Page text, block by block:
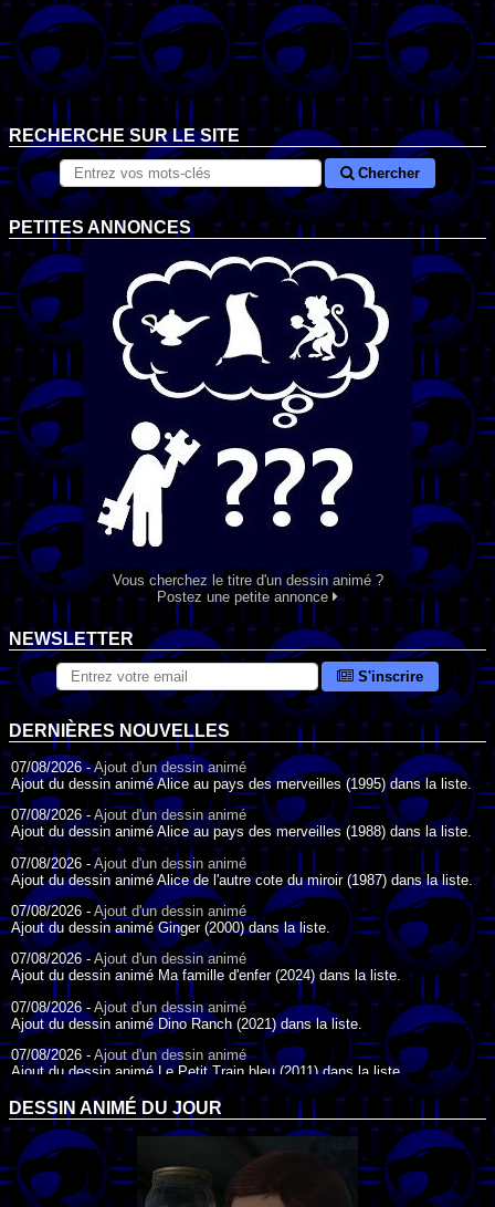
RECHERCHE SUR LE SITE
Chercher
PETITES ANNONCES
Vous cherchez le titre d'un dessin animé ?
Postez une petite annonce
NEWSLETTER
S'inscrire
DERNIÈRES NOUVELLES
07/08/2026 -Ajout d'un dessin animé
Ajout du dessin animé Alice au pays des merveilles (1995) dans la liste.
07/08/2026 -Ajout d'un dessin animé
Ajout du dessin animé Alice au pays des merveilles (1988) dans la liste.
07/08/2026 - Ajout d'un dessin animé
Ajout du dessin animé Alice de l'autre cote du miroir (1987) dans la liste.
07/08/2026 - Ajout d'un dessin animé
Ajout du dessin animé Ginger (2000) dans la liste.
07/08/2026 -Ajout d'un dessin animé
Ajout du dessin animé Ma famille d'enfer (2024) dans la liste.
07/08/2026 - Ajout d'un dessin animé
Ajout du dessin animé Dino Ranch (2021) dans la liste.
07/08/2026 - Ajout d'un dessin animé
Ajout du dessin animé Le Petit Train bleu (2011) dans la liste.
07/08/2026 -Ajout d'un dessin animé
Ajout du dessin animé Agent Spécial Oso (2009) dans la liste.
17/07/2026 -Ajout d'un dessin animé
Ajout du dessin animé Peter Pan (1988) dans la liste.
17/07/2026 -Ajout d'un dessin animé
DESSIN ANIMÉ DU JOUR